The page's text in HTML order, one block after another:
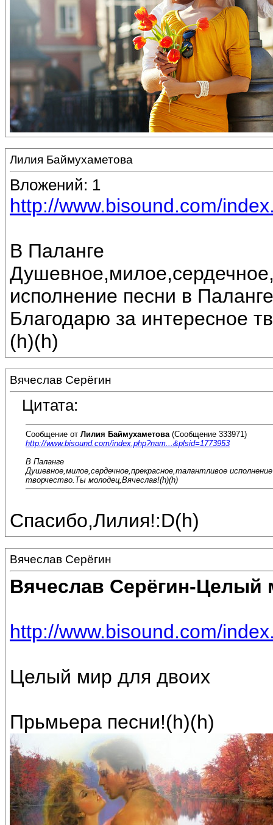
Лилия Баймухаметова
Вложений: 1
http://www.bisound.com/
В Паланге
исполнение песни в
Благодарю за интересное
(h)(h)
Вячеслав Серёгин
Цитата:
Сообщение от Лилия Баймухаметова (Сообщение 333971)
http://www.bisound.com/index.php?nam...&plsid=1773953
В Паланге
Душевное,милое,сердечное,прекрасное,талантливое
творчество.Ты молодец,Вячеслав!(h)(h)
Спасибо,Лилия!:D(h)
Вячеслав Серёгин
Вячеслав Серёгин-Целый
http://www.bisound.com/
Целый мир для двоих
Прьмьера песни!(h)(h)